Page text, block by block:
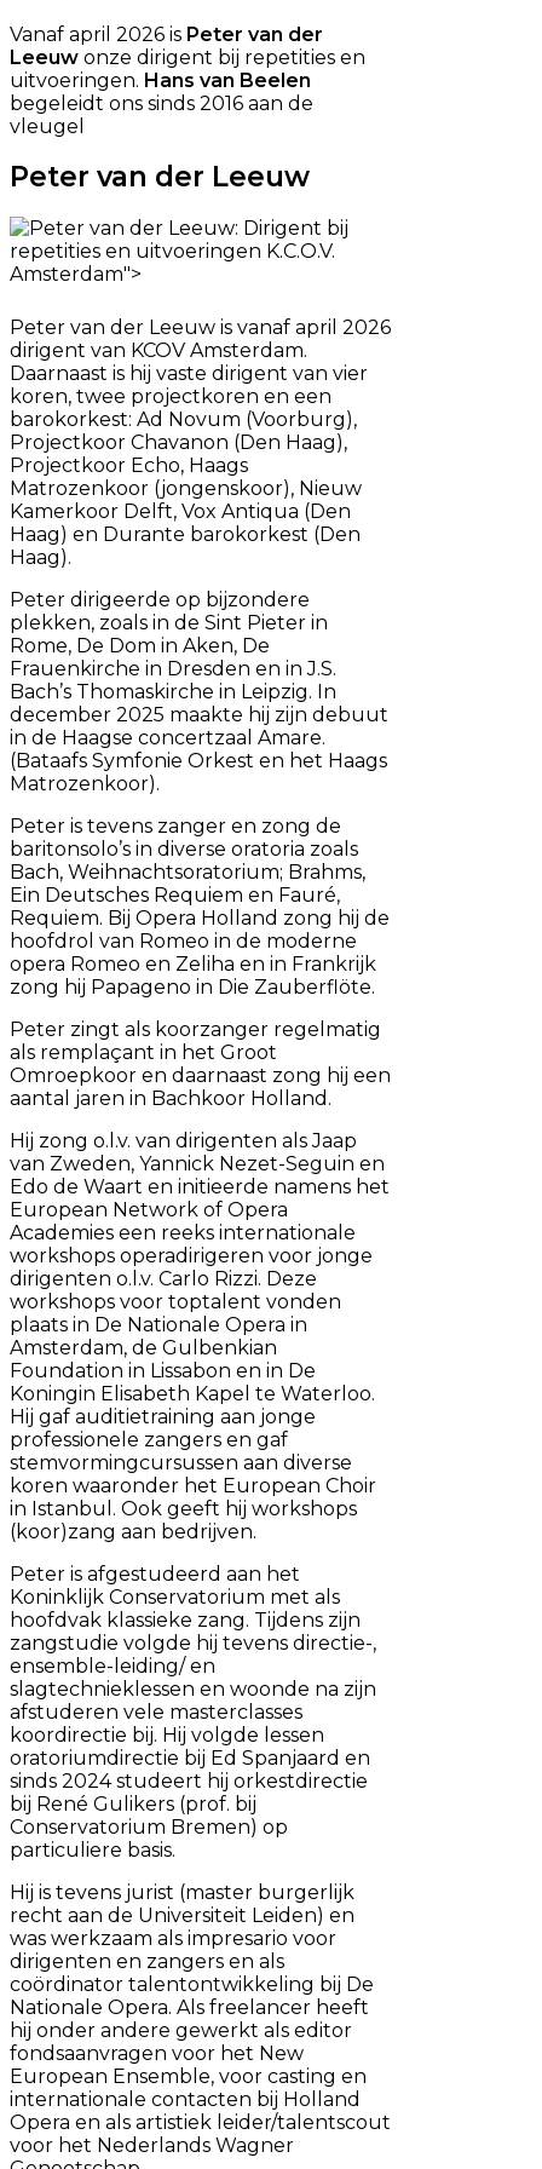
Vanaf april 2026 is Peter van der
Leeuw onze dirigent bij repetities en
uitvoeringen. Hans van Beelen
begeleidt ons sinds 2016 aan de
vleugel
Peter van der Leeuw
Peter van der Leeuw is vanaf april 2026
dirigent van KCOV Amsterdam.
Daarnaast is hij vaste dirigent van vier
koren, twee projectkoren en een
barokorkest: Ad Novum (Voorburg),
Projectkoor Chavanon (Den Haag),
Projectkoor Echo, Haags
Matrozenkoor (jongenskoor), Nieuw
Kamerkoor Delft, Vox Antiqua (Den
Haag) en Durante barokorkest (Den
Haag).
Peter dirigeerde op bijzondere
plekken, zoals in de Sint Pieter in
Rome, De Dom in Aken, De
Frauenkirche in Dresden en in J.S.
Bach’s Thomaskirche in Leipzig. In
december 2025 maakte hij zijn debuut
in de Haagse concertzaal Amare.
(Bataafs Symfonie Orkest en het Haags
Matrozenkoor).
Peter is tevens zanger en zong de
baritonsolo’s in diverse oratoria zoals
Bach, Weihnachtsoratorium; Brahms,
Ein Deutsches Requiem en Fauré,
Requiem. Bij Opera Holland zong hij de
hoofdrol van Romeo in de moderne
opera Romeo en Zeliha en in Frankrijk
zong hij Papageno in Die Zauberflöte.
Peter zingt als koorzanger regelmatig
als remplaçant in het Groot
Omroepkoor en daarnaast zong hij een
aantal jaren in Bachkoor Holland.
Hij zong o.l.v. van dirigenten als Jaap
van Zweden, Yannick Nezet-Seguin en
Edo de Waart en initieerde namens het
European Network of Opera
Academies een reeks internationale
workshops operadirigeren voor jonge
dirigenten o.l.v. Carlo Rizzi. Deze
workshops voor toptalent vonden
plaats in De Nationale Opera in
Amsterdam, de Gulbenkian
Foundation in Lissabon en in De
Koningin Elisabeth Kapel te Waterloo.
Hij gaf auditietraining aan jonge
professionele zangers en gaf
stemvormingcursussen aan diverse
koren waaronder het European Choir
in Istanbul. Ook geeft hij workshops
(koor)zang aan bedrijven.
Peter is afgestudeerd aan het
Koninklijk Conservatorium met als
hoofdvak klassieke zang. Tijdens zijn
zangstudie volgde hij tevens directie-,
ensemble-leiding/ en
slagtechnieklessen en woonde na zijn
afstuderen vele masterclasses
koordirectie bij. Hij volgde lessen
oratoriumdirectie bij Ed Spanjaard en
sinds 2024 studeert hij orkestdirectie
bij René Gulikers (prof. bij
Conservatorium Bremen) op
particuliere basis.
Hij is tevens jurist (master burgerlijk
recht aan de Universiteit Leiden) en
was werkzaam als impresario voor
dirigenten en zangers en als
coördinator talentontwikkeling bij De
Nationale Opera. Als freelancer heeft
hij onder andere gewerkt als editor
fondsaanvragen voor het New
European Ensemble, voor casting en
internationale contacten bij Holland
Opera en als artistiek leider/talentscout
voor het Nederlands Wagner